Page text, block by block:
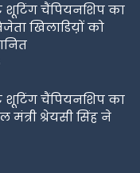
शूटिंग चैंपियनशिप का
खिलाडिय़ों को
शूटिंग चैंपियनशिप का
श्रेयसी सिंह ने